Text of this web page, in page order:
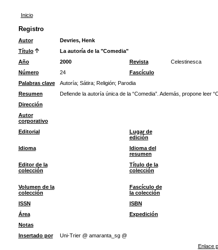
Inicio
Registro
Autor
Devries, Henk
Título
La autoría de la "Comedia"
Año
2000 Revista
Celestinesca
Número
24
Fascículo
Palabras clave
Autoría; Sátira; Religión; Parodia
Resumen
Defiende la autoría única de la “Comedia”. Además, propone leer
Dirección
Autor
corporativo
Editorial
Lugar de
edición
Idioma
Idioma del
resumen
Editor de la
colección
Título de la
colección
Volumen de la
colección
Fascículo de
la colección
ISSN
ISBN
Área
Expedición
Notas
Insertado por
Uni-Trier @ amaranta_sg @
Enlace